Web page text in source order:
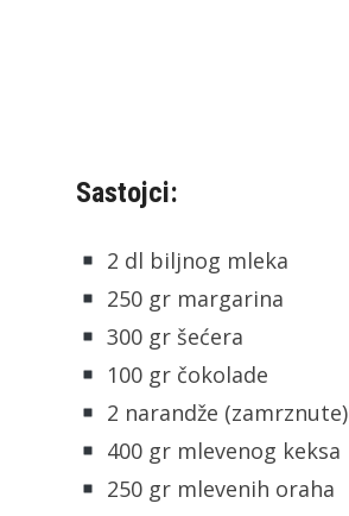
Sastojci:
2 dl biljnog mleka
250 gr margarina
300 gr šećera
100 gr čokolade
2 narandže (zamrznute)
400 gr mlevenog keksa
250 gr mlevenih oraha